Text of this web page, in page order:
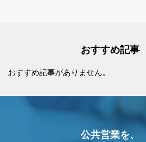
おすすめ記事
おすすめ記事がありません。
公共営業を、